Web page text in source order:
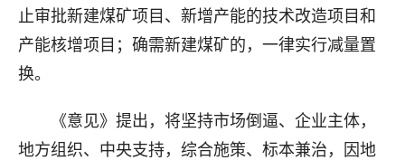
止审批新建煤矿项目、新增产能的技术改造项目和
产能核增项目；确需新建煤矿的，一律实行减量置
换。
《意见》提出，将坚持市场倒逼、企业主体，
地方组织、中央支持，综合施策、标本兼治，因地